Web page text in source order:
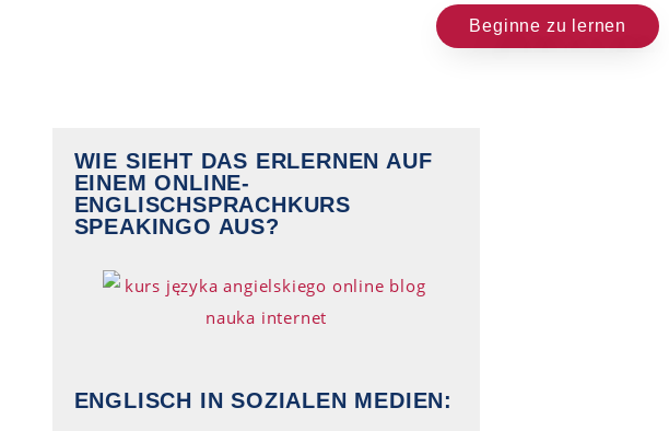
Beginne zu lernen
WIE SIEHT DAS ERLERNEN AUF
EINEM ONLINE-
ENGLISCHSPRACHKURS
SPEAKINGO AUS?
ENGLISCH IN SOZIALEN MEDIEN: